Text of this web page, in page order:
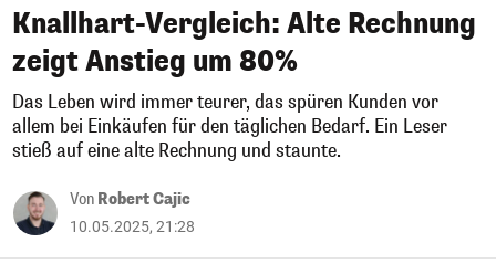
Knallhart-Vergleich: Alte Rechnung
zeigt Anstieg um 80%
Das Leben wird immer teurer, das spüren Kunden vor
allem bei Einkäufen für den täglichen Bedarf. Ein Leser
stieß auf eine alte Rechnung und staunte.
Von Robert Cajic
10.05.2025, 21:28